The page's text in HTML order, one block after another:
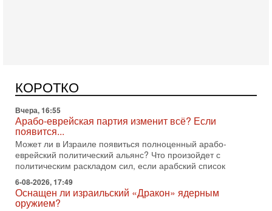
КОРОТКО
поворот: еврейский кандидат — на реальном месте в
списке одной из арабских партий. Причем речь идет
Вчера, 16:55
Арабо-еврейская партия изменит всё? Если
появится...
Может ли в Израиле появиться полноценный арабо-
еврейский политический альянс? Что произойдет с
политическим раскладом сил, если арабский список
6-08-2026, 17:49
Оснащен ли израильский «Дракон» ядерным
оружием?